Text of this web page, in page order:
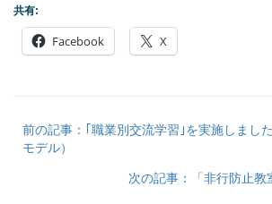
共有:
Facebook X
前の記事：｢職業別交流学習｣を実施しまし
モデル）
次の記事：「非行防止教